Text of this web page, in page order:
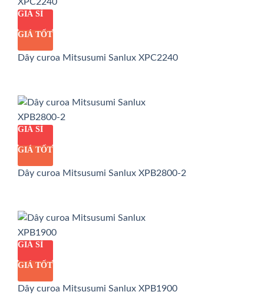
GIÁ SỈ
GIÁ TỐT
Dây curoa Mitsusumi Sanlux XPC2240
GIÁ SỈ
GIÁ TỐT
Dây curoa Mitsusumi Sanlux XPB2800-2
GIÁ SỈ
GIÁ TỐT
Dây curoa Mitsusumi Sanlux XPB1900